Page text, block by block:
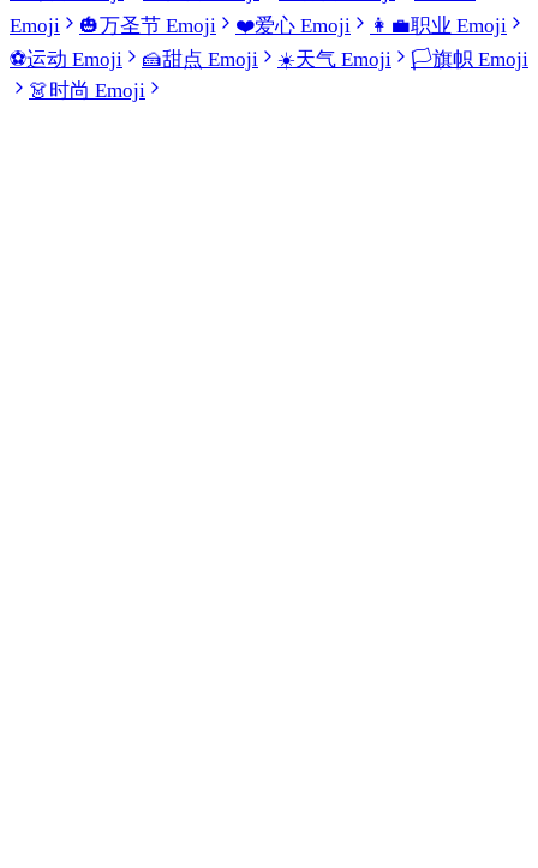
Emoji
🎃万圣节 Emoji ❤️爱心 Emoji 👩‍💼职业 Emoji
⚽运动 Emoji 🍰甜点 Emoji ☀️天气 Emoji 🏳️旗帜 Emoji
👗时尚 Emoji